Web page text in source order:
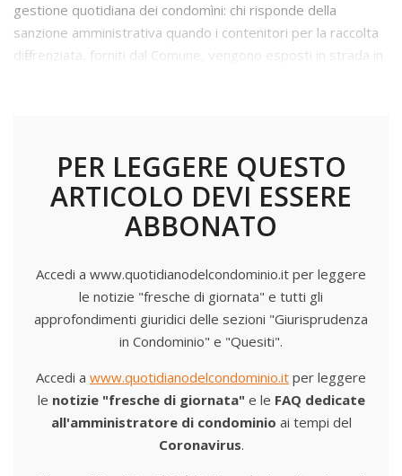
gestione quotidiana dei condomìni: chi risponde della
sanzione amministrativa quando i contenitori per la raccolta
differenziata, forniti dal Comune, vengono esposti in strada in
PER LEGGERE QUESTO
ARTICOLO DEVI ESSERE
ABBONATO
Accedi a www.quotidianodelcondominio.it per leggere
le notizie "fresche di giornata" e tutti gli
approfondimenti giuridici delle sezioni "Giurisprudenza
in Condominio" e "Quesiti".
Accedi a www.quotidianodelcondominio.it per leggere
le notizie "fresche di giornata" e le FAQ dedicate
all'amministratore di condominio ai tempi del
Coronavirus.